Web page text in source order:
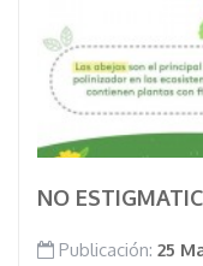
NO
Publicación: 25